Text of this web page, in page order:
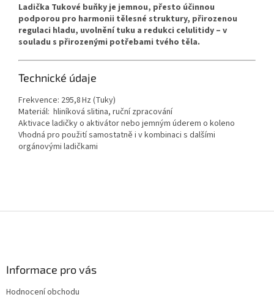
Ladička Tukové buňky je jemnou, přesto účinnou
podporou pro harmonii tělesné struktury, přirozenou
regulaci hladu, uvolnění tuku a redukci celulitidy – v
souladu s přirozenými potřebami tvého těla.
Technické údaje
Frekvence: 295,8 Hz (Tuky)
Materiál: hliníková slitina, ruční zpracování
Aktivace ladičky o aktivátor nebo jemným úderem o koleno
Vhodná pro použití samostatně i v kombinaci s dalšími
orgánovými ladičkami
Informace pro vás
Hodnocení obchodu